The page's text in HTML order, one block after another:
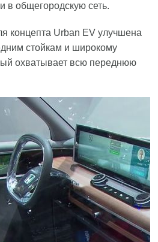
в общегородскую сеть.
концепта Urban EV улучшена
стойкам и широкому
охватывает всю переднюю